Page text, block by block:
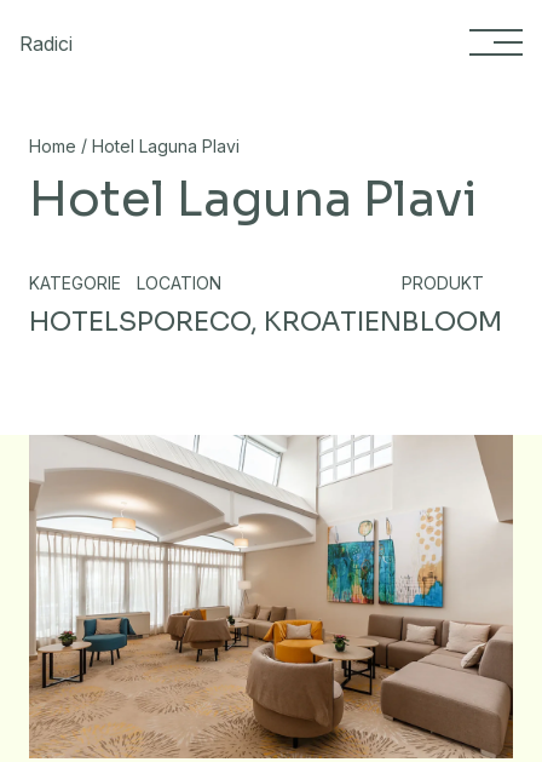
Radici
Home / Hotel Laguna Plavi
Hotel Laguna Plavi
KATEGORIE
HOTELS
LOCATION
PORECO, KROATIEN
PRODUKT
BLOOM